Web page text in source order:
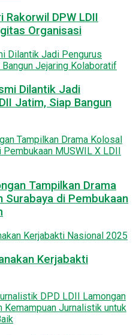
Rakorwil DPW LDII
Organisasi
Dilantik Jadi
Jatim, Siap Bangun
Tampilkan Drama
Surabaya di Pembukaan
Kerjabakti